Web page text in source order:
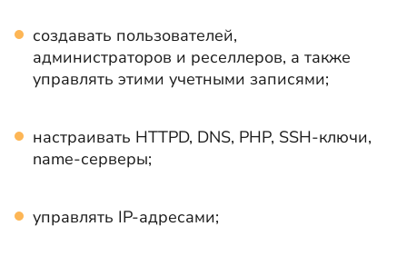
создавать пользователей,
администраторов и реселлеров, а также
управлять этими учетными записями;
настраивать HTTPD, DNS, PHP, SSH-ключи,
name-серверы;
управлять IP-адресами;